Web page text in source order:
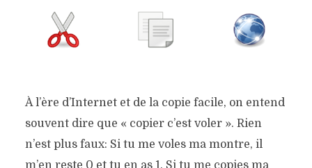
À l’ère d’Internet et de la copie facile, on entend
souvent dire que « copier c’est voler ». Rien
n’est plus faux: Si tu me voles ma montre, il
m’en reste 0 et tu en as 1. Si tu me copies ma